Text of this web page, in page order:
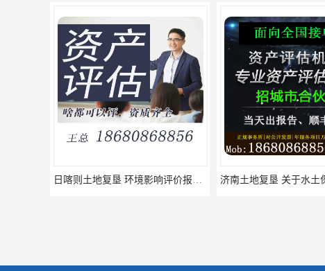
济南土地复垦 关于水土保持编制 服务